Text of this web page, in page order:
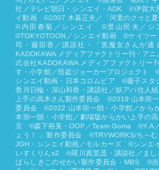
社／テレビ朝日・シンエイ・ADK ©伊賀大
イ動画 ©2007 木暮正夫／「河童のクゥと
©内田春菊／シンエイ ©景山民夫／
©︎TOKYOTOON／シンエイ動画 ©ケイツ
司・藤田香／講談社・「黒魔女さんが
KADOKAWA メディアファクトリー刊・ア
式会社KADOKAWA メディアファクトリ
す・小学館／怪盗ジョーカープロジェクト
シンエイ動画・日本コロムビア ©藤子ス
香月日輪・深山和香・講談社／妖アパ住
上手の高木さん製作委員会 ©2019 山本崇
委員会 ©2022 山本崇一朗・小学館／から
本崇一朗・小学館／劇場版からかい上手の
京 ©森下裕美・OOP／Team Goma ©Y.A／
ょう！ 」製作委員会 ©TRYWORKS/ち
JGH・シンエイ動画／モルカーズ ©シンエ
いすくりんs2 ©羅川真里茂・講談社／ま
ばらしきこのせかい製作委員会・MBS ©